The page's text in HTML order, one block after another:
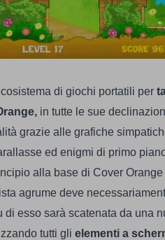
di giochi portatili per
in tutte le sue
grazie alle grafiche
ed enigmi di primo
alla base di Cover
agrume deve
di esso sarà scatenata da una
tutti gli elementi a